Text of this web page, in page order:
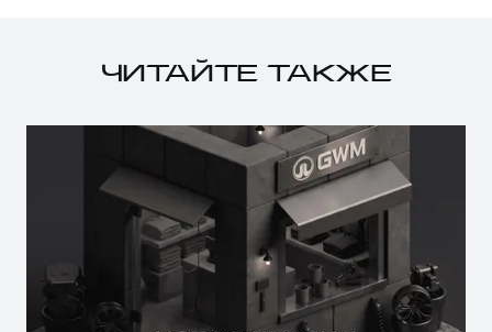
ЧИТАЙТЕ ТАКЖЕ